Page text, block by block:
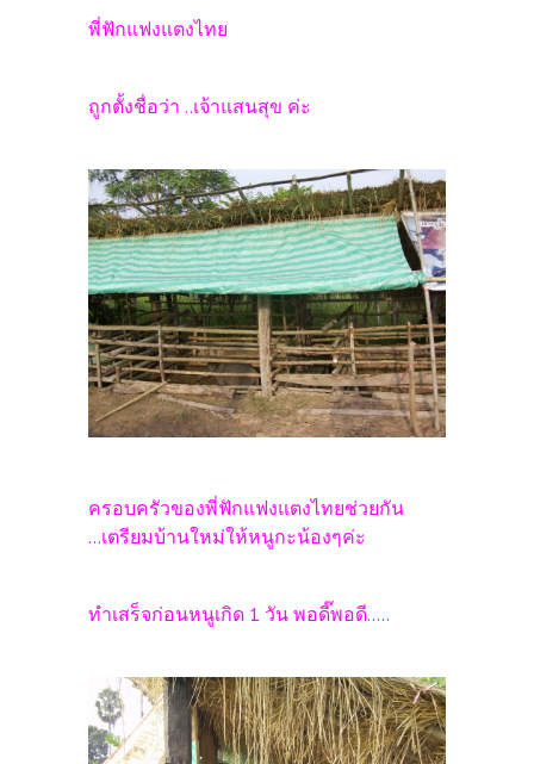
พี่ฟักแฟงแตงไทย
ถูกตั้งชื่อว่า ..เจ้าแสนสุข ค่ะ
ครอบครัวของพี่ฟักแฟงแตงไทยช่วยกัน
...เตรียมบ้านใหม่ให้หนูกะน้องๆค่ะ
ทำเสร็จก่อนหนูเกิด 1 วัน พอดี๊พอดี.....